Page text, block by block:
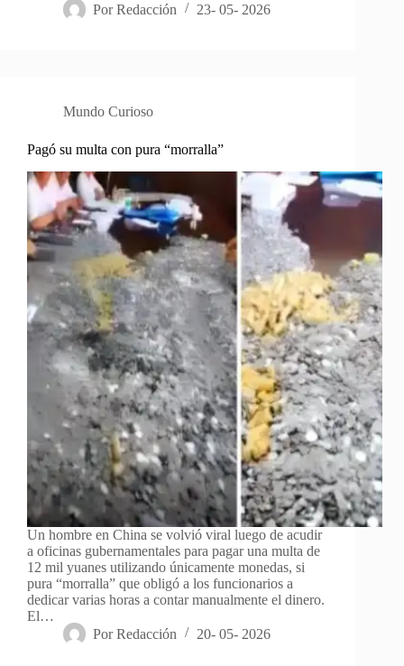
Por Redacción 23- 05- 2026
Mundo Curioso
Pagó su multa con pura “morralla”
Un hombre en China se volvió viral luego de acudir
a oficinas gubernamentales para pagar una multa de
12 mil yuanes utilizando únicamente monedas, si
pura “morralla” que obligó a los funcionarios a
dedicar varias horas a contar manualmente el dinero.
El…
Por Redacción 20- 05- 2026